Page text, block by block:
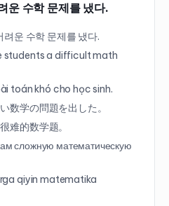
운 수학 문제를 냈다.
운 수학 문제를 냈다.
students a difficult math
toán khó cho học sinh.
数学の問題を出した。
难的数学题。
сложную математическую
qiyin matematika